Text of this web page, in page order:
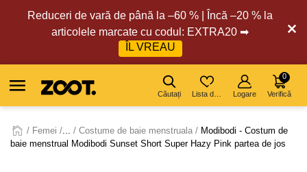
Reduceri de vară de până la –60 % | Încă –20 % la
articolele marcate cu codul: EXTRA20 ➡
ÎL VREAU
Căutați Logare Verifică
0
Femei ... Costume de baie menstruala
Modibodi - Costum de
baie menstrual Modibodi Sunset Short Super Hazy Pink partea de jos